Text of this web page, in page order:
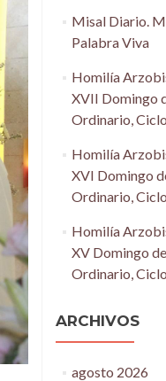
Misal Diario.
Palabra Viva
Homilía
XVII Domingo
Ordinario,
Homilía
XVI Domingo
Ordinario,
Homilía
XV Domingo
Ordinario,
ARCHIVOS
agosto 2026